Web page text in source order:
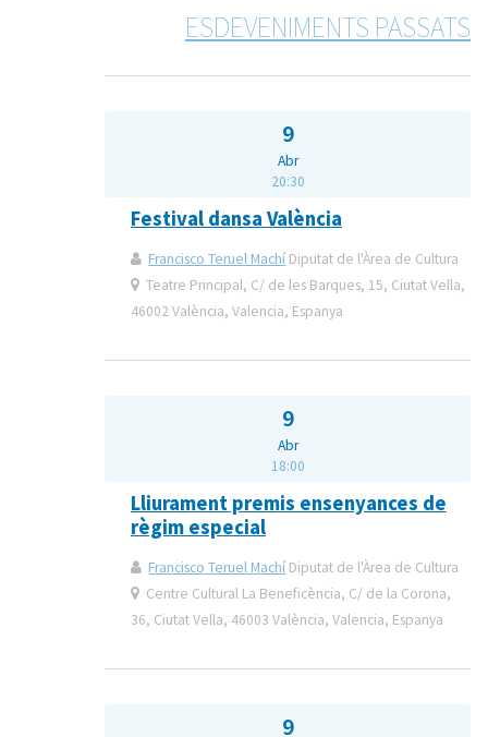
ESDEVENIMENTS PASSATS
9
Abr
20:30
Festival dansa València
Francisco Teruel Machí Diputat de l'Àrea de Cultura
Teatre Principal, C/ de les Barques, 15, Ciutat Vella,
46002 València, Valencia, Espanya
9
Abr
18:00
Lliurament premis ensenyances de
règim especial
Francisco Teruel Machí Diputat de l'Àrea de Cultura
Centre Cultural La Beneficència, C/ de la Corona,
36, Ciutat Vella, 46003 València, Valencia, Espanya
9